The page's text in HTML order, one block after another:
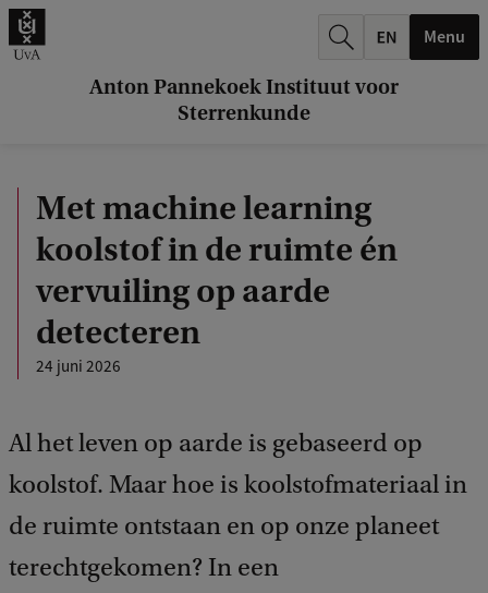
Anton Pannekoek Instituut voor
Sterrenkunde
Menu
Met machine learning
koolstof in de ruimte én
vervuiling op aarde
detecteren
24 juni 2026
Al het leven op aarde is gebaseerd op
koolstof. Maar hoe is koolstofmateriaal in
de ruimte ontstaan en op onze planeet
terechtgekomen? In een